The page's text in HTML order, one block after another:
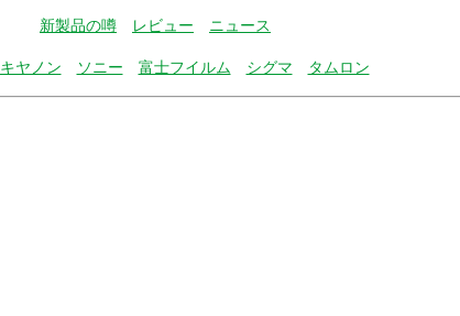
新製品の噂 レビュー ニュース
キヤノン ソニー 富士フイルム シグマ タムロン